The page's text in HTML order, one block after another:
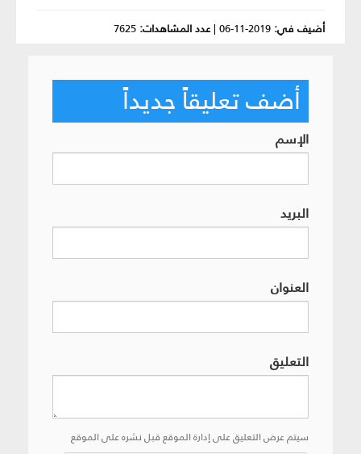
أضيف في: 2019-11-06
|عدد المشاهدات: 7625
أضف تعليقاً جديداً
الإسم
البريد
العنوان
التعليق
سيتم عرض التعليق على إدارة الموقع قبل نشره على الموقع